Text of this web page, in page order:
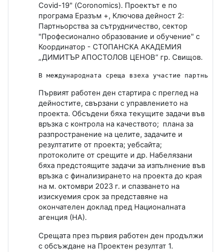
Covid-19" (Coronomics). Проектът е по
програма Еразъм +, Ключова дейност 2:
Партньорства за сътрудничество, сектор
"Професионално образование и обучение" с
Координатор - СТОПАНСКА АКАДЕМИЯ
„ДИМИТЪР АПОСТОЛОВ ЦЕНОВ“ гр. Свищов.
В международната среща взеха участие
Първият работен ден стартира с преглед на
дейностите, свързани с управлението на
проекта. Обсъдени бяха текущите задачи във
връзка с контрола на качеството; плана за
разпространение на целите, задачите и
резултатите от проекта; уебсайта;
протоколите от срещите и др. Набелязани
бяха предстоящите задачи за изпълнение във
връзка с финализирането на проекта до края
на м. октомври 2023 г. и спазването на
изискуемия срок за представяне на
окончателен доклад пред Националната
агенция (НА).
Срещата през първия работен ден продължи
с обсъждане на Проектен резултат 1.